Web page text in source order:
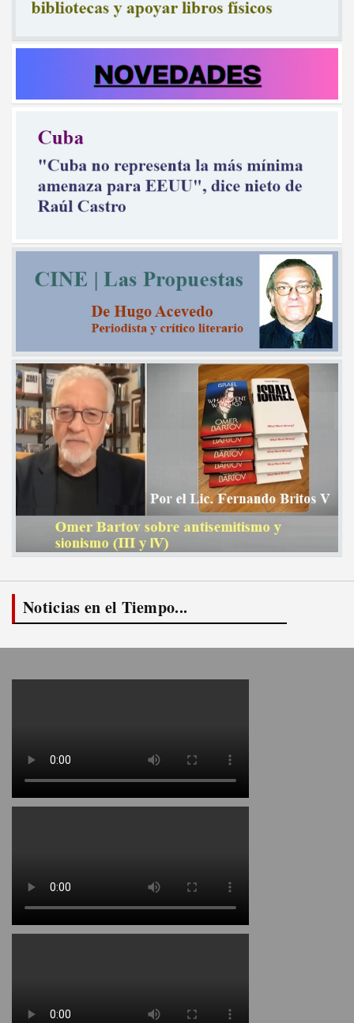
Noticias en el Tiempo...